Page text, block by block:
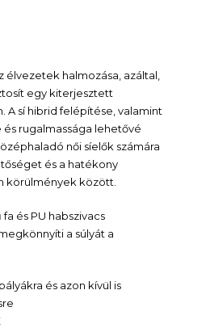
élvezetek halmozása, azáltal,
egy kiterjesztett
A sí hibrid felépítése, valamint
rugalmassága lehetővé
női síelők számára
és a hatékony
körülmények között.
és PU habszivacs
a súlyát a
és azon kívül is